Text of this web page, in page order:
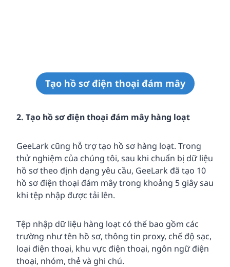
Tạo hồ sơ điện thoại đám mây
2. Tạo hồ sơ điện thoại đám mây hàng loạt
GeeLark cũng hỗ trợ tạo hồ sơ hàng loạt. Trong
thử nghiệm của chúng tôi, sau khi chuẩn bị dữ liệu
hồ sơ theo định dạng yêu cầu, GeeLark đã tạo 10
hồ sơ điện thoại đám mây trong khoảng 5 giây sau
khi tệp nhập được tải lên.
Tệp nhập dữ liệu hàng loạt có thể bao gồm các
trường như tên hồ sơ, thông tin proxy, chế độ sạc,
loại điện thoại, khu vực điện thoại, ngôn ngữ điện
thoại, nhóm, thẻ và ghi chú.